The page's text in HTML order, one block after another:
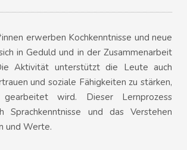
erwerben Kochkenntnisse und neue
in Geduld und in der Zusammenarbeit
Aktivität unterstützt die Leute auch
und soziale Fähigkeiten zu stärken,
wird. Dieser Lernprozess
Sprachkenntnisse und das Verstehen
und Werte.